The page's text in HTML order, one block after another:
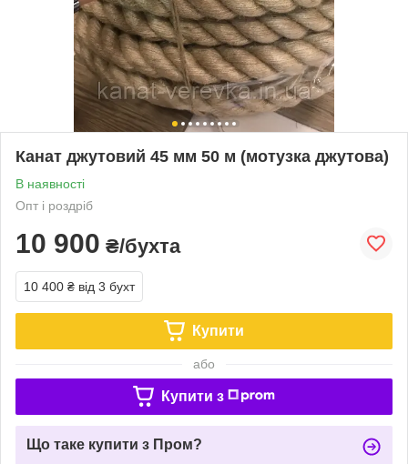
Канат джутовий 45 мм 50 м (мотузка джутова)
В наявності
Опт і роздріб
10 900 ₴/бухта
10 400 ₴ від 3 бухт
Купити
або
Купити з
Що таке купити з Пром?